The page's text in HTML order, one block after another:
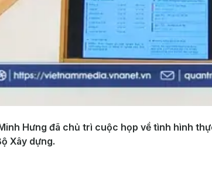
Hưng đã chủ trì cuộc họp về tình hình
Xây dựng.